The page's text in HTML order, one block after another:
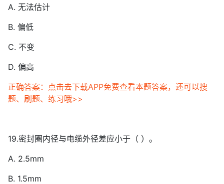
A. 无法估计
B. 偏低
C. 不变
D. 偏高
正确答案：点击去下载APP免费查看本题答案，还可以搜
题、刷题、练习哦>>
19.密封圈内径与电缆外径差应小于（ ）。
A. 2.5mm
B. 1.5mm